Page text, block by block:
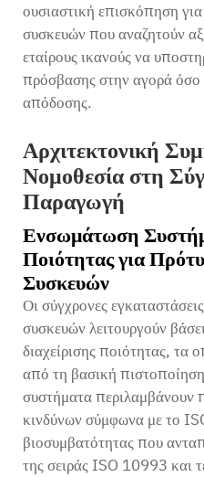
ουσιαστική επισκόπηση για
συσκευών που αναζητούν
εταίρους ικανούς να
πρόσβασης στην αγορά όσο
απόδοσης.
Αρχιτεκτονική
Νομοθεσία στη
Παραγωγή
Ενσωμάτωση
Ποιότητας για
Συσκευών
Οι σύγχρονες
συσκευών λειτουργούν
διαχείρισης ποιότητας, τα
από τη βασική
συστήματα περιλαμβάνουν
κινδύνων σύμφωνα με το
βιοσυμβατότητας που
της σειράς ISO 10993 και